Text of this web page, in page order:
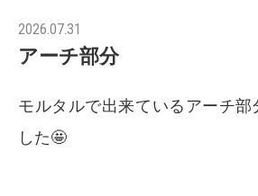
2026.07.31
アーチ部分
モルタルで出来ているアーチ部
した🤩